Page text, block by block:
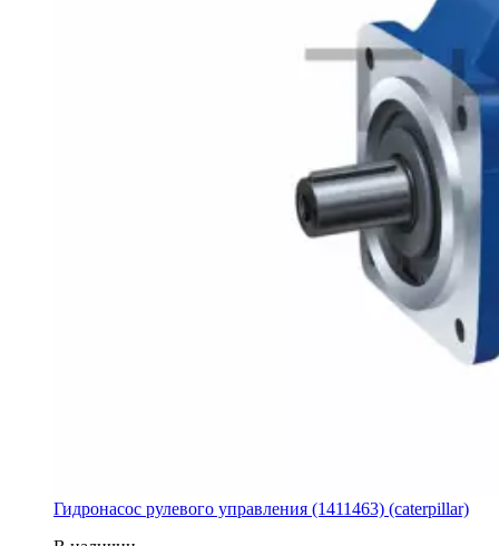
Гидронасос рулевого управления (1411463) (caterpillar)